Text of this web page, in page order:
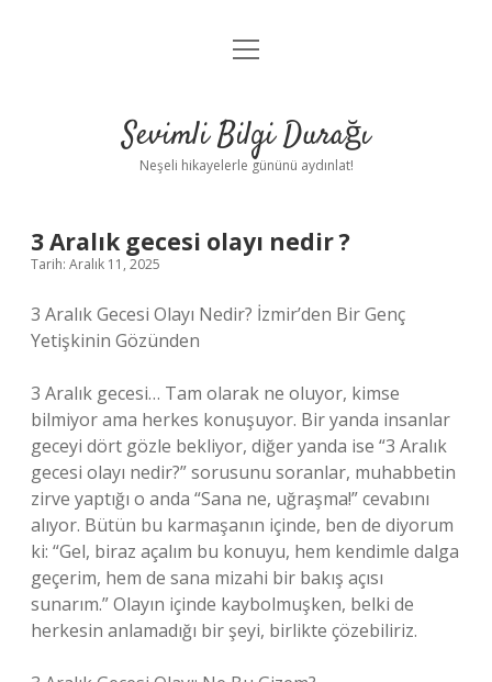
Anasayfa
Yasal Uyarı
menüyü
Sevimli Bilgi Durağı
Neşeli hikayelerle gününü aydınlat!
3 Aralık gecesi olayı nedir ?
Tarih: Aralık 11, 2025
3 Aralık Gecesi Olayı Nedir? İzmir’den Bir Genç
Yetişkinin Gözünden
3 Aralık gecesi… Tam olarak ne oluyor, kimse
bilmiyor ama herkes konuşuyor. Bir yanda insanlar
geceyi dört gözle bekliyor, diğer yanda ise “3 Aralık
gecesi olayı nedir?” sorusunu soranlar, muhabbetin
zirve yaptığı o anda “Sana ne, uğraşma!” cevabını
alıyor. Bütün bu karmaşanın içinde, ben de diyorum
ki: “Gel, biraz açalım bu konuyu, hem kendimle dalga
geçerim, hem de sana mizahi bir bakış açısı
sunarım.” Olayın içinde kaybolmuşken, belki de
herkesin anlamadığı bir şeyi, birlikte çözebiliriz.